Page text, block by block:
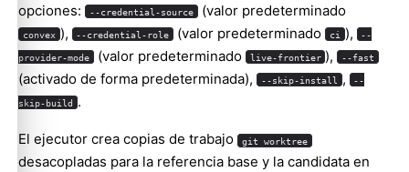
opciones:
--credential-source (valor predeterminado
convex ), --credential-role (valor predeterminado ci ), --
provider-mode (valor predeterminado live-frontier ), --fast
(activado de forma predeterminada), --skip-install , --
skip-build .
El ejecutor crea copias de trabajo git worktree
desacopladas para la referencia base y la candidata en